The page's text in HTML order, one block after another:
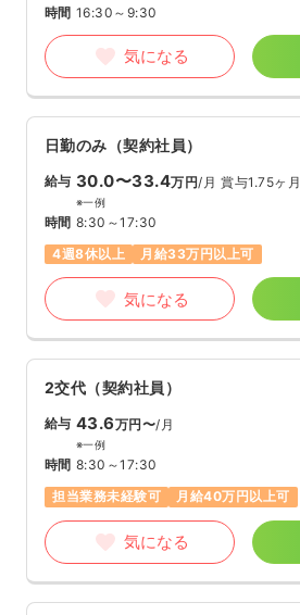
時間 16:30～9:30
気になる
日勤のみ（契約社員）
給与 30.0〜33.4万円/月 賞与1.75ヶ月
※一例
時間 8:30～17:30
4週8休以上
月給33万円以上可
気になる
2交代（契約社員）
給与 43.6万円〜/月
※一例
時間 8:30～17:30
担当業務未経験可
月給40万円以上可
気になる